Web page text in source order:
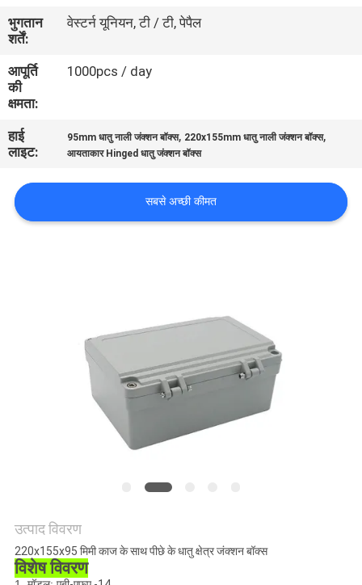
एक
उद्धरण
की
विनती
करे
SHOPPING ONLINE
भुगतान
शर्तें:
वेस्टर्न यूनियन, टी / टी, पेपैल
आपूर्ति
की
क्षमता:
1000pcs / day
हाई
लाइट:
95mm धातु नाली जंक्शन बॉक्स, 220x155mm धातु नाली जंक्शन बॉक्स,
आयताकार Hinged धातु जंक्शन बॉक्स
सबसे अच्छी कीमत
उत्पाद विवरण
220x155x95 मिमी काज के साथ पीछे के धातु क्षेत्र जंक्शन बॉक्स
विशेष विवरण